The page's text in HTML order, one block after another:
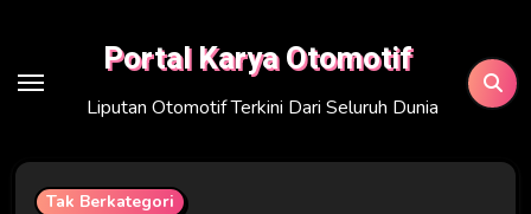
content
Portal Karya Otomotif
Liputan Otomotif Terkini Dari Seluruh Dunia
Tak Berkategori